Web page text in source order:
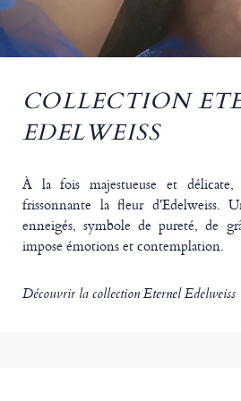
COLLECTION
EDELWEISS
À la fois majestueuse et délicate,
frissonnante la fleur d'Edelweiss.
enneigés, symbole de pureté, de
impose émotions et contemplation.
Découvrir la collection Eternel Edelweiss